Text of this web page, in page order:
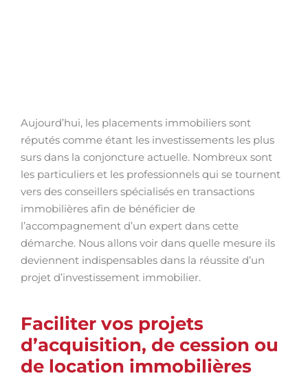
Aujourd’hui, les placements immobiliers sont
réputés comme étant les investissements les plus
surs dans la conjoncture actuelle. Nombreux sont
les particuliers et les professionnels qui se tournent
vers des conseillers spécialisés en transactions
immobilières afin de bénéficier de
l’accompagnement d’un expert dans cette
démarche. Nous allons voir dans quelle mesure ils
deviennent indispensables dans la réussite d’un
projet d’investissement immobilier.
Faciliter vos projets
d’acquisition, de cession ou
de location immobilières